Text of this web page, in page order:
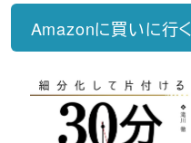
Amazonに買いに行く